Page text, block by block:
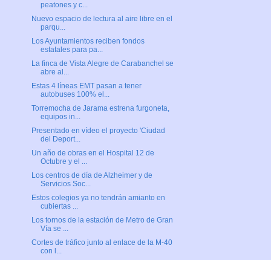
peatones y c...
Nuevo espacio de lectura al aire libre en el
parqu...
Los Ayuntamientos reciben fondos
estatales para pa...
La finca de Vista Alegre de Carabanchel se
abre al...
Estas 4 líneas EMT pasan a tener
autobuses 100% el...
Torremocha de Jarama estrena furgoneta,
equipos in...
Presentado en vídeo el proyecto 'Ciudad
del Deport...
Un año de obras en el Hospital 12 de
Octubre y el ...
Los centros de día de Alzheimer y de
Servicios Soc...
Estos colegios ya no tendrán amianto en
cubiertas ...
Los tornos de la estación de Metro de Gran
Vía se ...
Cortes de tráfico junto al enlace de la M-40
con l...